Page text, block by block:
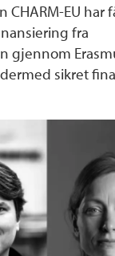
CHARM-EU har
fra
gjennom
sikret